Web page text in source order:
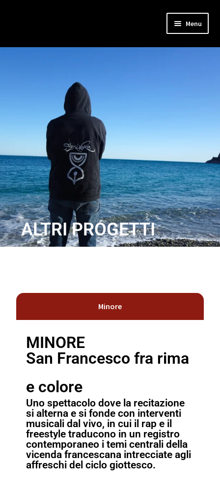
Menu
Home
Concerti
Interviste
Altri progetti
Acquista
ALTRI PROGETTI
Minore
MINORE
San Francesco fra rima
e colore
Uno spettacolo dove la recitazione
si alterna e si fonde con interventi
musicali dal vivo, in cui il rap e il
freestyle traducono in un registro
contemporaneo i temi centrali della
vicenda francescana intrecciate agli
affreschi del ciclo giottesco.